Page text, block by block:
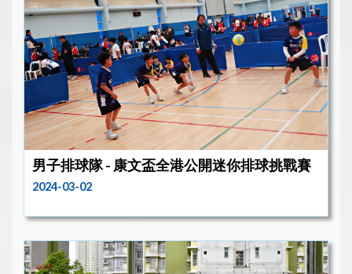
男子排球隊 - 康文盃全港公開迷你排球挑戰賽
2024-03-02